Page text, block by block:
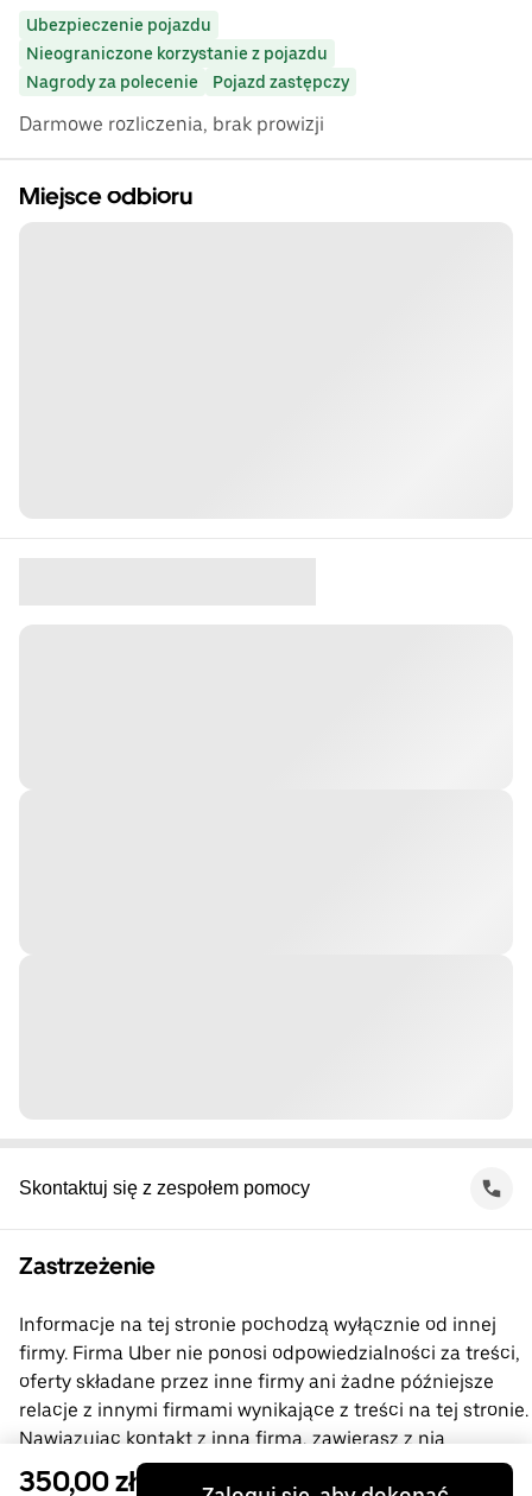
Ubezpieczenie pojazdu
Nieograniczone korzystanie z pojazdu
Nagrody za polecenie
Pojazd zastępczy
Darmowe rozliczenia, brak prowizji
Miejsce odbioru
Skontaktuj się z zespołem pomocy
Zastrzeżenie
Informacje na tej stronie pochodzą wyłącznie od innej
firmy. Firma Uber nie ponosi odpowiedzialności za treści,
oferty składane przez inne firmy ani żadne późniejsze
relacje z innymi firmami wynikające z treści na tej stronie.
Nawiązując kontakt z inną firmą, zawierasz z nią
bezpośrednią umowę, której stroną nie jest firma Uber.
350,00 zł